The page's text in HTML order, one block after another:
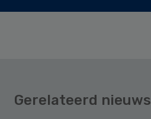
Gerelateerd nieuws